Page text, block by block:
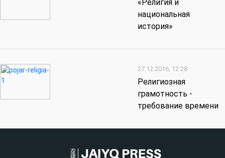
«Религия и
национальная
история»
27.12.2016, 12:28
Религиозная
грамотность -
требование времени